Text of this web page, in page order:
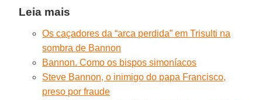
Leia mais
Os caçadores da “arca perdida” em Trisulti na
sombra de Bannon
Bannon. Como os bispos simoníacos
Steve Bannon, o inimigo do papa Francisco,
preso por fraude